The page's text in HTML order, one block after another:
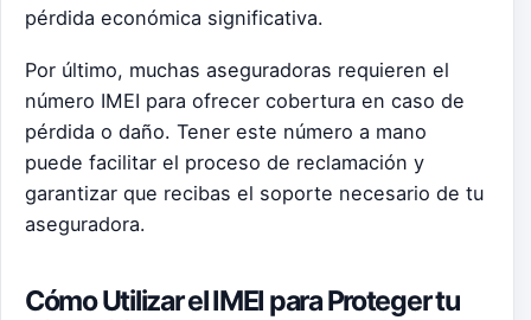
pérdida económica significativa.
Por último, muchas aseguradoras requieren el
número IMEI para ofrecer cobertura en caso de
pérdida o daño. Tener este número a mano
puede facilitar el proceso de reclamación y
garantizar que recibas el soporte necesario de tu
aseguradora.
Cómo Utilizar el IMEI para Proteger tu